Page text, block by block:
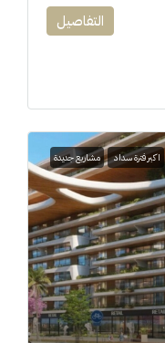
التفاصيل
اكبر فترة سداد مشاريع جديدة